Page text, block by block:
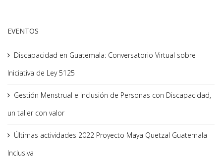
EVENTOS
Discapacidad en Guatemala: Conversatorio Virtual sobre
Iniciativa de Ley 5125
Gestión Menstrual e Inclusión de Personas con Discapacidad,
un taller con valor
Últimas actividades 2022 Proyecto Maya Quetzal Guatemala
Inclusiva